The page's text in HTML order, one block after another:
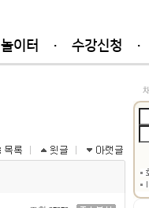
놀이터 · 수강신청 ·